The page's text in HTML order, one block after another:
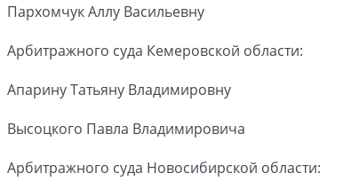
Пархомчук Аллу Васильевну
Арбитражного суда Кемеровской области:
Апарину Татьяну Владимировну
Высоцкого Павла Владимировича
Арбитражного суда Новосибирской области: